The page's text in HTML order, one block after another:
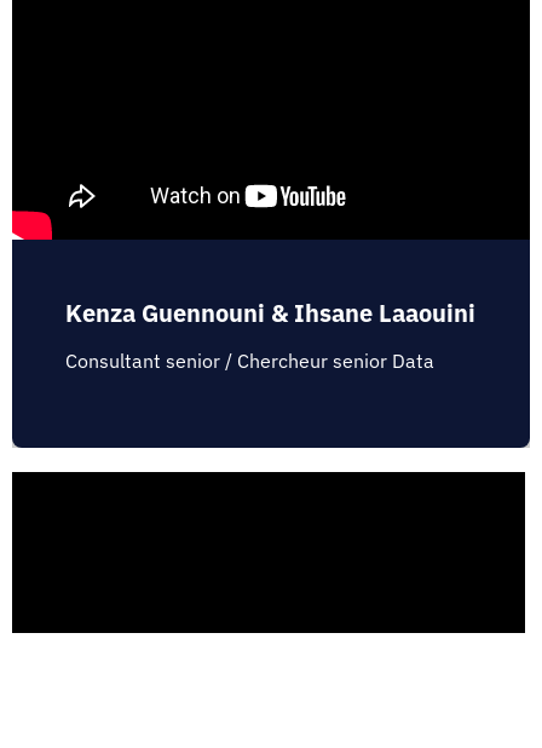
Kenza Guennouni & Ihsane Laaouini
Consultant senior / Chercheur senior Data